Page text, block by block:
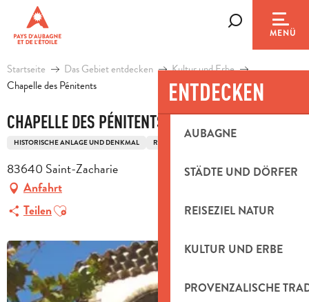
contenu
principal
MENÜ
ENTDECKEN
AUBAGNE
STÄDTE UND DÖRFER
REISEZIEL NATUR
KULTUR UND ERBE
PROVENZALISCHE
Startseite Das Gebiet entdecken
Kultur und Erbe
Chapelle des Pénitents
CHAPELLE DES PÉNITENTS
HISTORISCHE ANLAGE UND DENKMAL RELIGIÖSES ERBGUT
83640 Saint-Zacharie
Anfahrt
TeilenAjouter aux favoris